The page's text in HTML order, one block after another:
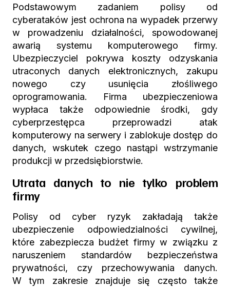
Podstawowym zadaniem polisy od
cyberataków jest ochrona na wypadek przerwy
w prowadzeniu działalności, spowodowanej
awarią systemu komputerowego firmy.
Ubezpieczyciel pokrywa koszty odzyskania
utraconych danych elektronicznych, zakupu
nowego czy usunięcia złośliwego
oprogramowania. Firma ubezpieczeniowa
wypłaca także odpowiednie środki, gdy
cyberprzestępca przeprowadzi atak
komputerowy na serwery i zablokuje dostęp do
danych, wskutek czego nastąpi wstrzymanie
produkcji w przedsiębiorstwie.
Utrata danych to nie tylko problem
firmy
Polisy od cyber ryzyk zakładają także
ubezpieczenie odpowiedzialności cywilnej,
które zabezpiecza budżet firmy w związku z
naruszeniem standardów bezpieczeństwa
prywatności, czy przechowywania danych.
W tym zakresie znajduje się często także